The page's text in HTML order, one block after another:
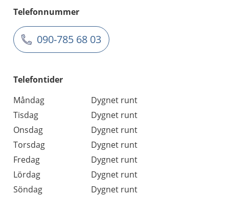
Telefonnummer
090-785 68 03
Telefontider
Måndag
Dygnet runt
Tisdag
Dygnet runt
Onsdag
Dygnet runt
Torsdag
Dygnet runt
Fredag
Dygnet runt
Lördag
Dygnet runt
Söndag
Dygnet runt